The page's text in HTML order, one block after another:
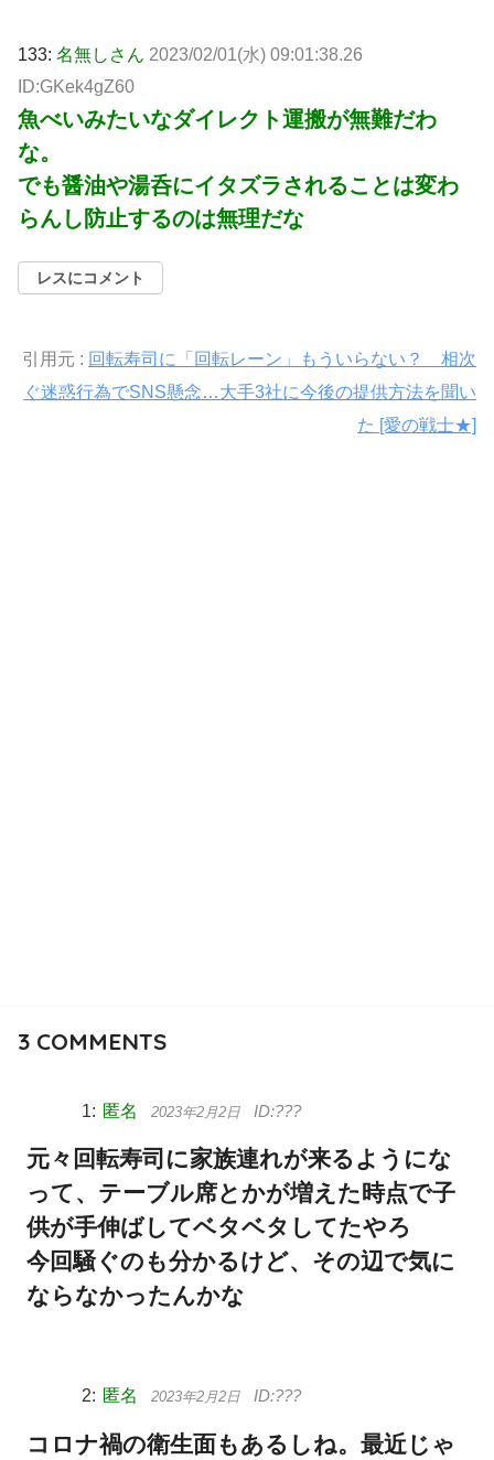
133: 名無しさん 2023/02/01(水) 09:01:38.26
ID:GKek4gZ60
魚べいみたいなダイレクト運搬が無難だわ
な。
でも醤油や湯呑にイタズラされることは変わ
らんし防止するのは無理だな
レスにコメント
引用元 : 回転寿司に「回転レーン」もういらない？ 相次
ぐ迷惑行為でSNS懸念…大手3社に今後の提供方法を聞い
た [愛の戦士★]
3COMMENTS
匿名 2023年2月2日
元々回転寿司に家族連れが来るようにな
って、テーブル席とかが増えた時点で子
供が手伸ばしてベタベタしてたやろ
今回騒ぐのも分かるけど、その辺で気に
ならなかったんかな
匿名 2023年2月2日
コロナ禍の衛生面もあるしね。最近じゃ